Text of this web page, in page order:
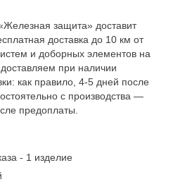
защита» доставит
доставка до 10 км от
и доборных элементов на
при наличии
как правило, 4-5 дней после
с производства —
предоплаты.
- 1 изделие